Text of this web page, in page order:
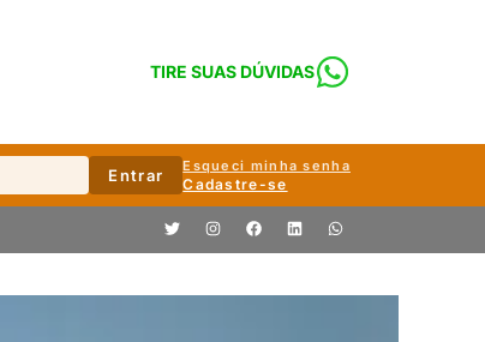
TIRE SUAS DÚVIDAS
Entrar Esqueci minha senha
Cadastre-se